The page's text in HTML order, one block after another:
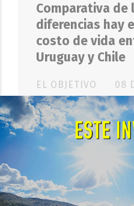
Comparativa de
diferencias hay
costo de vida
Uruguay y Chile
EL OBJETIVO 08